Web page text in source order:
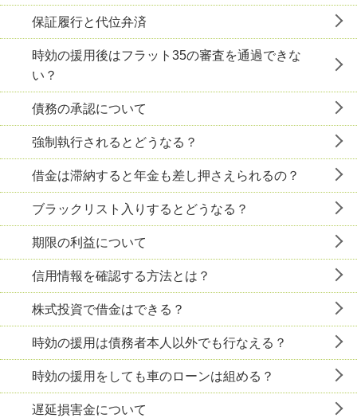
保証履行と代位弁済
時効の援用後はフラット35の審査を通過できな
い？
債務の承認について
強制執行されるとどうなる？
借金は滞納すると年金も差し押さえられるの？
ブラックリスト入りするとどうなる？
期限の利益について
信用情報を確認する方法とは？
株式投資で借金はできる？
時効の援用は債務者本人以外でも行なえる？
時効の援用をしても車のローンは組める？
遅延損害金について